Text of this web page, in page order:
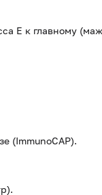
Е к главному
(ImmunoCAP).